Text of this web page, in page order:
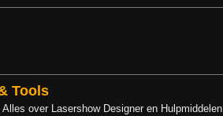
Tools
over Lasershow Designer en Hulpmiddelen.